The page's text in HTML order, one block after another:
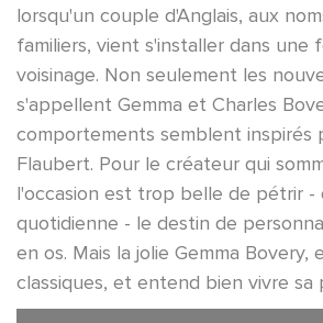
lorsqu'un couple d'Anglais, aux
familiers, vient s'installer dans une
voisinage. Non seulement les
s'appellent Gemma et Charles
comportements semblent inspirés
Flaubert. Pour le créateur qui
l'occasion est trop belle de pétrir -
quotidienne - le destin de
en os. Mais la jolie Gemma Bovery,
classiques, et entend bien vivre sa